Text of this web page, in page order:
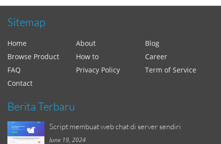
Sitemap
Home About
Blog
Browse Product
How to
Career
FAQ
Privacy Policy
Term of Service
Contact
Berita Terbaru
Script membuat web chat di server sendiri
June 19, 2024